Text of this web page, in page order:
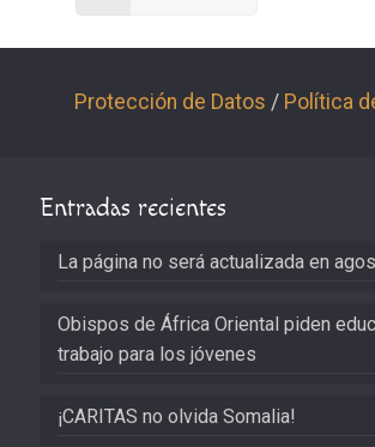
Protección de Datos / Política
Entradas recientes
La página no será actualizada en
Obispos de África Oriental piden
trabajo para los jóvenes
¡CARITAS no olvida Somalia!